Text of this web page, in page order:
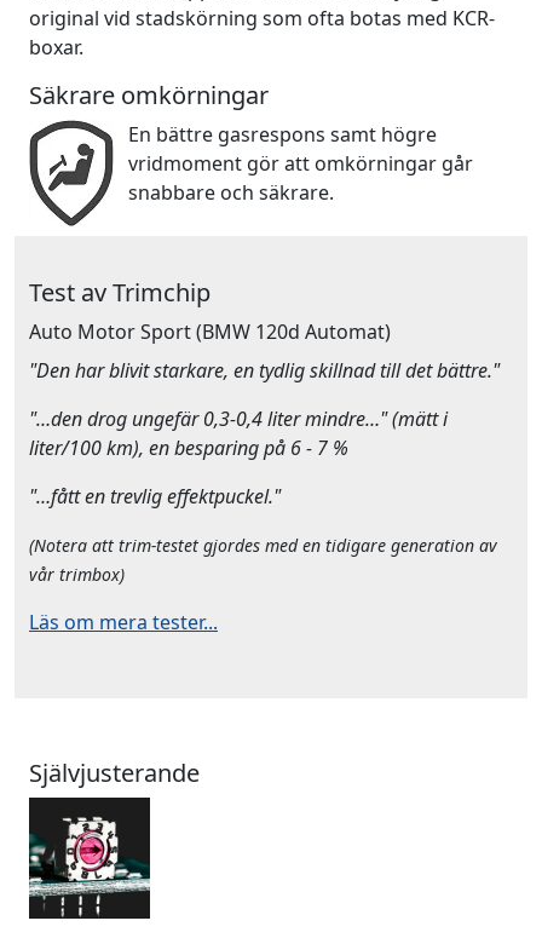
original vid stadskörning som ofta botas med KCR-
boxar.
Säkrare omkörningar
En bättre gasrespons samt högre
vridmoment gör att omkörningar går
snabbare och säkrare.
Test av Trimchip
Auto Motor Sport(BMW 120d Automat)
"Den har blivit starkare, en tydlig skillnad till det bättre."
"…den drog ungefär 0,3-0,4 liter mindre…" (mätt i
liter/100 km), en besparing på 6 - 7 %
"…fått en trevlig effektpuckel."
(Notera att trim-testet gjordes med en tidigare generation av
vår trimbox)
Läs om mera tester...
Självjusterande